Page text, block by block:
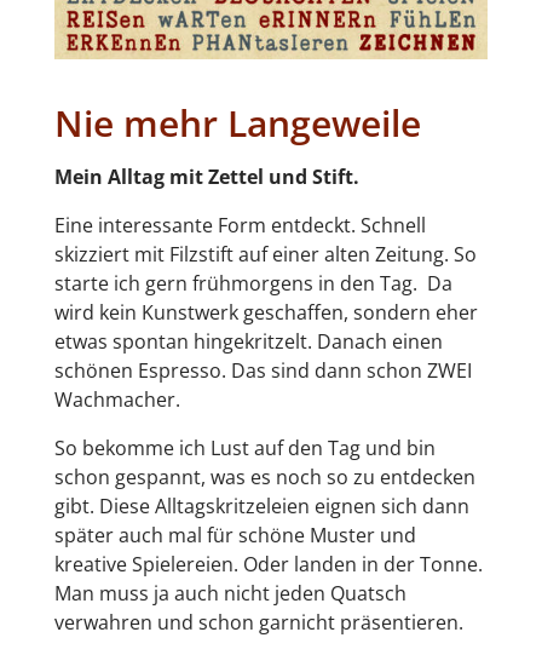
Nie mehr Langeweile
Mein Alltag mit Zettel und Stift.
Eine interessante Form entdeckt. Schnell
skizziert mit Filzstift auf einer alten Zeitung. So
starte ich gern frühmorgens in den Tag. Da
wird kein Kunstwerk geschaffen, sondern eher
etwas spontan hingekritzelt. Danach einen
schönen Espresso. Das sind dann schon ZWEI
Wachmacher.
So bekomme ich Lust auf den Tag und bin
schon gespannt, was es noch so zu entdecken
gibt. Diese Alltagskritzeleien eignen sich dann
später auch mal für schöne Muster und
kreative Spielereien. Oder landen in der Tonne.
Man muss ja auch nicht jeden Quatsch
verwahren und schon garnicht präsentieren.